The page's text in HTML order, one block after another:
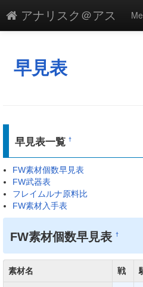
アナリスク＠アス
添付
最終更新
一覧
単語検索
早見表
早見表一覧†
FW素材個数早見表
FW武器表
フレイムルナ原料比
FW素材入手表
FW素材個数早見表†
素材名 戦